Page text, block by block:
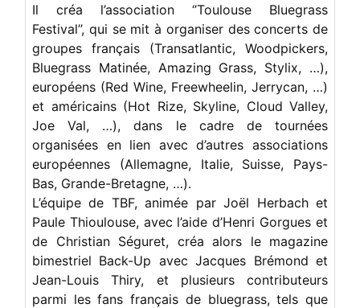
Il créa l’association ‘’Toulouse Bluegrass
Festival’’, qui se mit à organiser des concerts de
groupes français (Transatlantic, Woodpickers,
Bluegrass Matinée, Amazing Grass, Stylix, …),
européens (Red Wine, Freewheelin, Jerrycan, …)
et américains (Hot Rize, Skyline, Cloud Valley,
Joe Val, …), dans le cadre de tournées
organisées en lien avec d’autres associations
européennes (Allemagne, Italie, Suisse, Pays-
Bas, Grande-Bretagne, …).
L’équipe de TBF, animée par Joël Herbach et
Paule Thioulouse, avec l’aide d’Henri Gorgues et
de Christian Séguret, créa alors le magazine
bimestriel Back-Up avec Jacques Brémond et
Jean-Louis Thiry, et plusieurs contributeurs
parmi les fans français de bluegrass, tels que